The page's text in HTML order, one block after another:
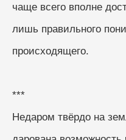
чаще всего вполне
лишь правильного
происходящего.
***
Недаром твёрдо на